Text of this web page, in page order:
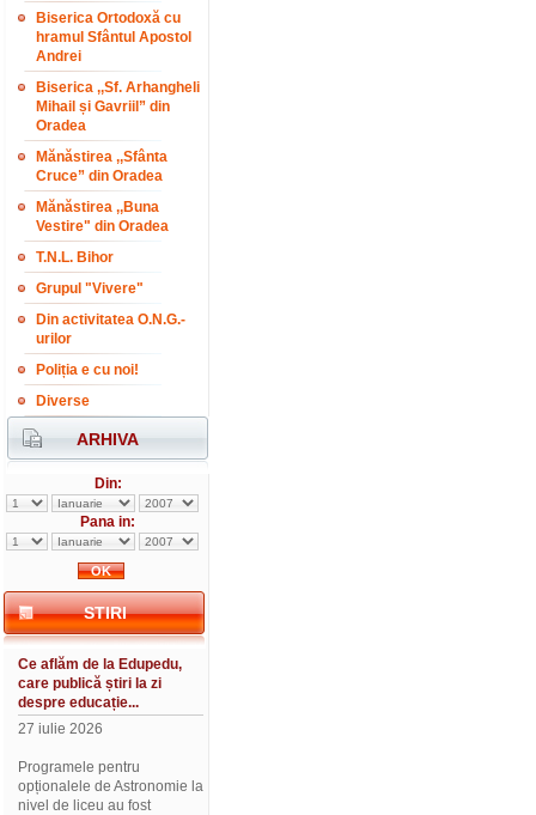
Biserica Ortodoxă cu
hramul Sfântul Apostol
Andrei
Biserica ,,Sf. Arhangheli
Mihail și Gavriil” din
Oradea
Mănăstirea ,,Sfânta
Cruce” din Oradea
Mănăstirea ,,Buna
Vestire" din Oradea
T.N.L. Bihor
Grupul "Vivere"
Din activitatea O.N.G.-
urilor
Poliția e cu noi!
Diverse
ARHIVA
Din:
Pana in:
STIRI
Ce aflăm de la Edupedu,
care publică știri la zi
despre educație...
27 iulie 2026
Programele pentru
opționalele de Astronomie la
nivel de liceu au fost